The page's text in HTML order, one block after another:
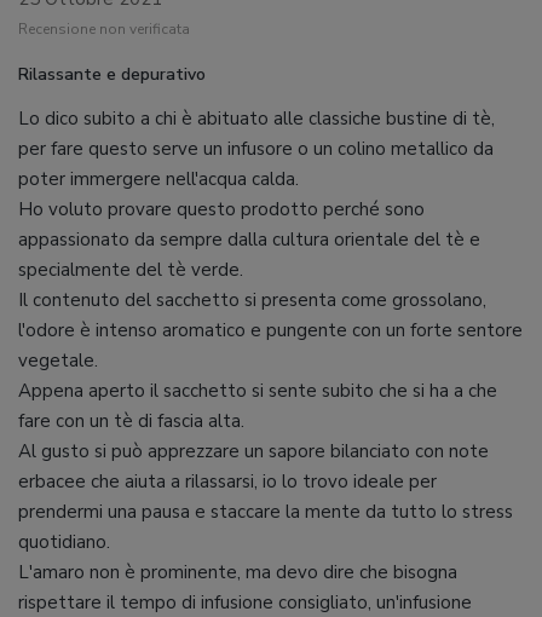
Recensione non verificata
Rilassante e depurativo
Lo dico subito a chi è abituato alle classiche bustine di tè,
per fare questo serve un infusore o un colino metallico da
poter immergere nell'acqua calda.
Ho voluto provare questo prodotto perché sono
appassionato da sempre dalla cultura orientale del tè e
specialmente del tè verde.
Il contenuto del sacchetto si presenta come grossolano,
l'odore è intenso aromatico e pungente con un forte sentore
vegetale.
Appena aperto il sacchetto si sente subito che si ha a che
fare con un tè di fascia alta.
Al gusto si può apprezzare un sapore bilanciato con note
erbacee che aiuta a rilassarsi, io lo trovo ideale per
prendermi una pausa e staccare la mente da tutto lo stress
quotidiano.
L'amaro non è prominente, ma devo dire che bisogna
rispettare il tempo di infusione consigliato, un'infusione